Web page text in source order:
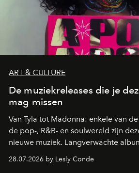
ART & CULTURE
De muziekreleases die je
mag missen
Van Tyla tot Madonna: enkele van
de pop-, R&B- en soulwereld zijn
nieuwe muziek. Langverwachte
comebacks en veelbelovende
de releases die je niet mag missen.
28.07.2026 by Lesly Conde